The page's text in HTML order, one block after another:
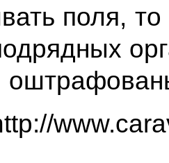
поля,